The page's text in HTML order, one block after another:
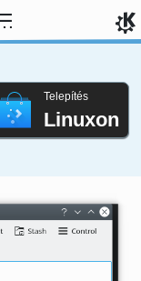
Telepítés
Linuxon